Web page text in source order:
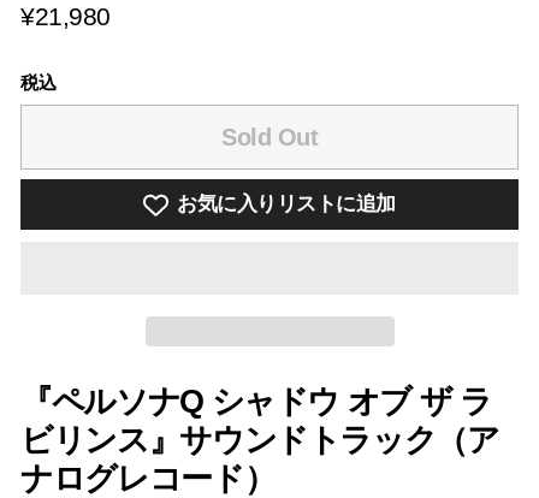
¥21,980¥21,980
税込
Sold Out
お気に入りリストに追加
『ペルソナQ シャドウ オブ ザ ラ
ビリンス』サウンドトラック（ア
ナログレコード）